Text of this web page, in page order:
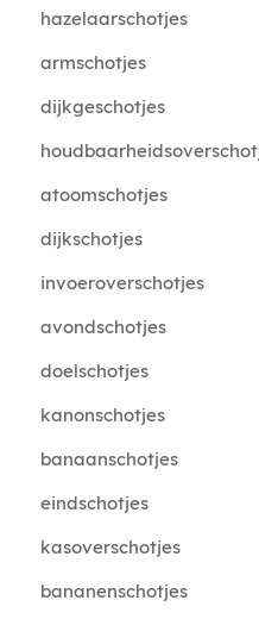
hazelaarschotjes
armschotjes
dijkgeschotjes
atoomschotjes
dijkschotjes
invoeroverschotjes
avondschotjes
doelschotjes
kanonschotjes
banaanschotjes
eindschotjes
kasoverschotjes
bananenschotjes